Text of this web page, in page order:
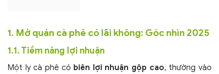
1. Mở quán cà phê có lãi không: Góc nhìn 2025
1.1. Tiềm năng lợi nhuận
Một ly cà phê có biên lợi nhuận gộp cao, thường vào